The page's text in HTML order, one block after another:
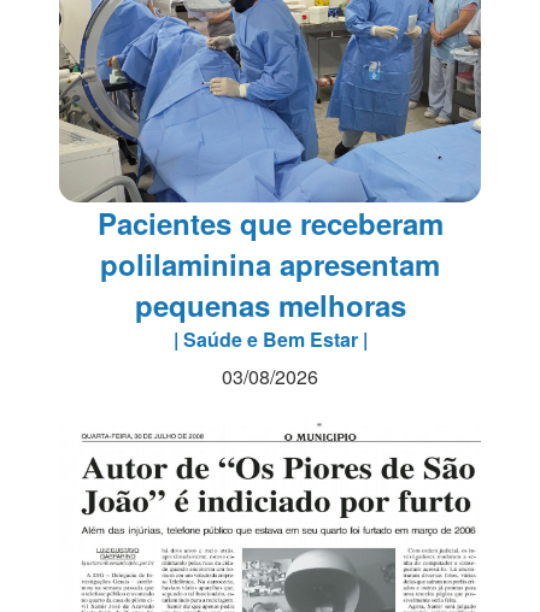
Pacientes que receberam
polilaminina apresentam
pequenas melhoras
| Saúde e Bem Estar |
03/08/2026